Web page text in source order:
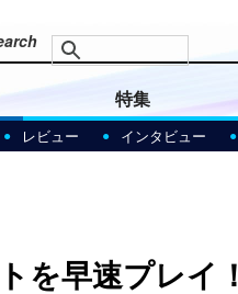
特集
レビュー インタビュー
を早速プレイ